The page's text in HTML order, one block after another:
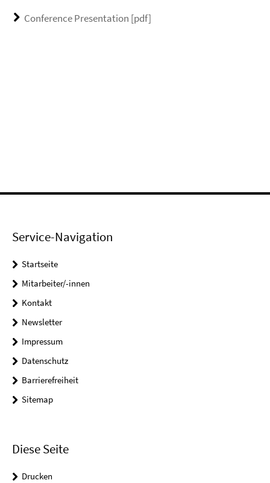
Conference Presentation [pdf]
Service-Navigation
Startseite
Mitarbeiter/-innen
Kontakt
Newsletter
Impressum
Datenschutz
Barrierefreiheit
Sitemap
Diese Seite
Drucken